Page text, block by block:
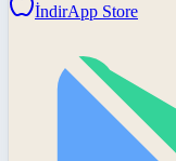
İndirApp Store